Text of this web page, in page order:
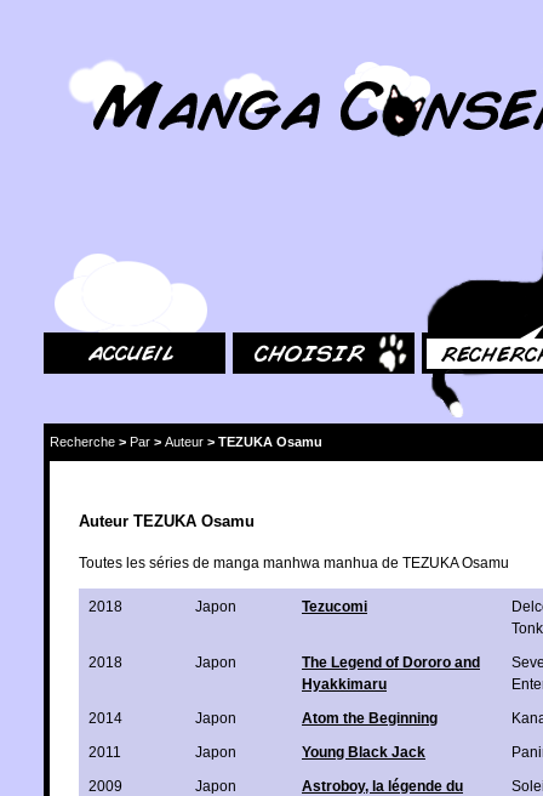
Recherche > Par > Auteur > TEZUKA Osamu
Auteur TEZUKA Osamu
Toutes les séries de manga manhwa manhua de TEZUKA Osamu
2018 Japon Tezucomi
2018
Japon
The Legend of Dororo and
Hyakkimaru
2014
Japon Atom the Beginning
2011
Japon Young Black Jack
2009
Japon
Astroboy, la légende du